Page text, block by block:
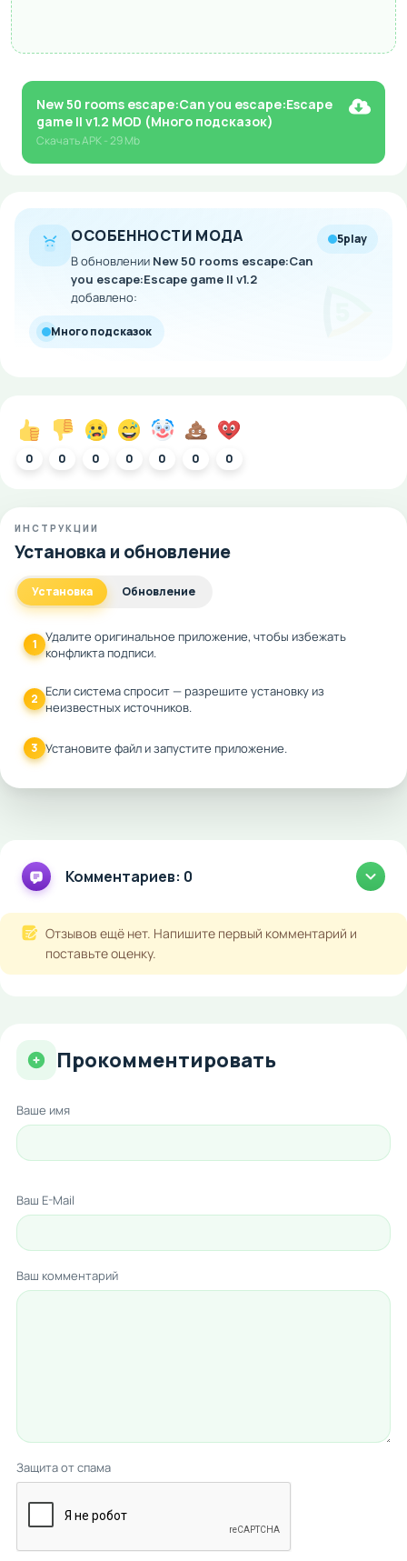
New 50 rooms escape:Can you escape:Escape
game II v1.2 MOD (Много подсказок)
СкачатьAPK- 29 Mb
ОСОБЕННОСТИ МОДА
В обновлении New 50 rooms escape:Can
you escape:Escape game II v1.2
добавлено:
5play
Много подсказок
0 0 0 0 0 0 0
ИНСТРУКЦИИ
Установка и обновление
Установка Обновление
1 Удалите оригинальное приложение, чтобы избежать
конфликта подписи.
2 Если система спросит — разрешите установку из
неизвестных источников.
3 Установите файл и запустите приложение.
Комментариев: 0
Отзывов ещё нет. Напишите первый комментарий и
поставьте оценку.
Прокомментировать
Ваше имя
Ваш E-Mail
Ваш комментарий
Защита от спама